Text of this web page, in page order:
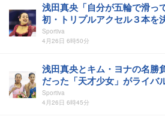
浅田真央「自分が五輪で滑っ
初・トリプルアクセル３本を
軌跡
Sportiva
4月26日 6時50分
浅田真央とキム・ヨナの名
だった「天才少女」がライバ
Sportiva
4月26日 6時45分